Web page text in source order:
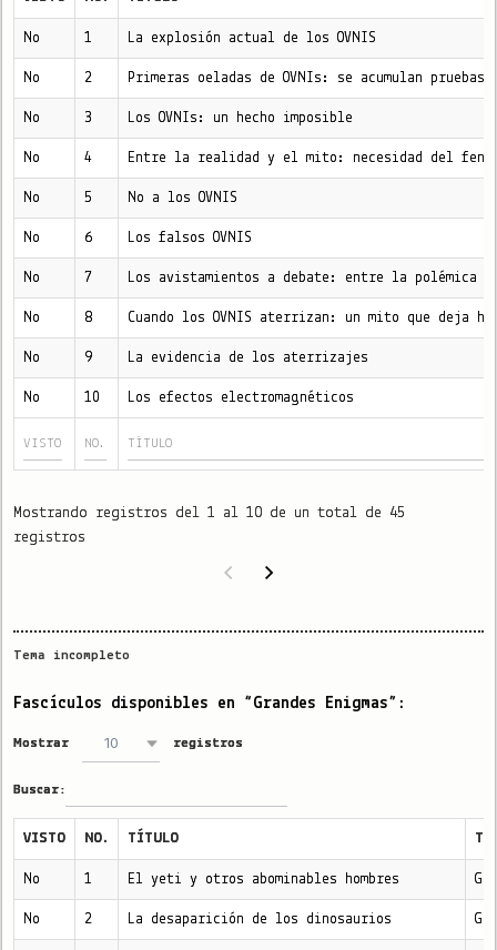
No 1 La explosión actual de los OVNIS
No 2 Primeras oeladas de OVNIs: se acumulan pruebas
No 3 Los OVNIs: un hecho imposible
No 4 Entre la realidad y el mito: necesidad del
No 5 No a los OVNIS
No 6 Los falsos OVNIS
No 7 Los avistamientos a debate: entre la polémica
No 8 Cuando los OVNIS aterrizan: un mito que deja
No 9 La evidencia de los aterrizajes
No 10 Los efectos electromagnéticos
Mostrando registros del 1 al 10 de un total de 45
registros
Tema incompleto
Fascículos disponibles en “Grandes Enigmas”:
Mostrar 10 registros
Buscar:
VISTO NO. TÍTULO
No 1 El yeti y otros abominables hombres
No 2 La desaparición de los dinosaurios